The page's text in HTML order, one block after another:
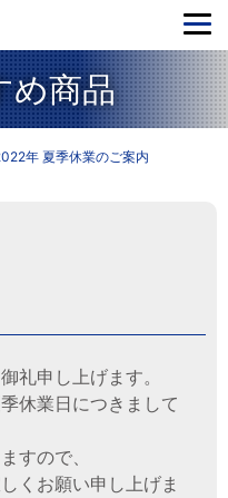
め商品
年 夏季休業のご案内
礼申し上げます。
休業日につきまして
すので、
くお願い申し上げま